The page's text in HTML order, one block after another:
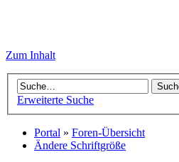
Zum Inhalt
Erweiterte Suche
Portal » Foren-Übersicht
Ändere Schriftgröße